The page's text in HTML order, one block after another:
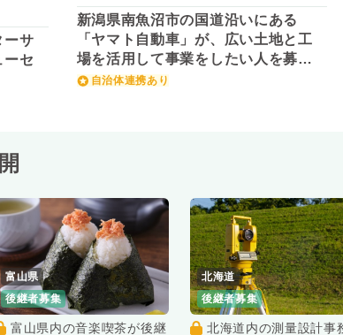
ーサ
ーセ
新潟県南魚沼市の国道沿いにある
「ヤマト自動車」が、広い土地と工
場を活用して事業をしたい人を募
集！自治体連携あり
富山県
後継者募集
北海道
後継者募集